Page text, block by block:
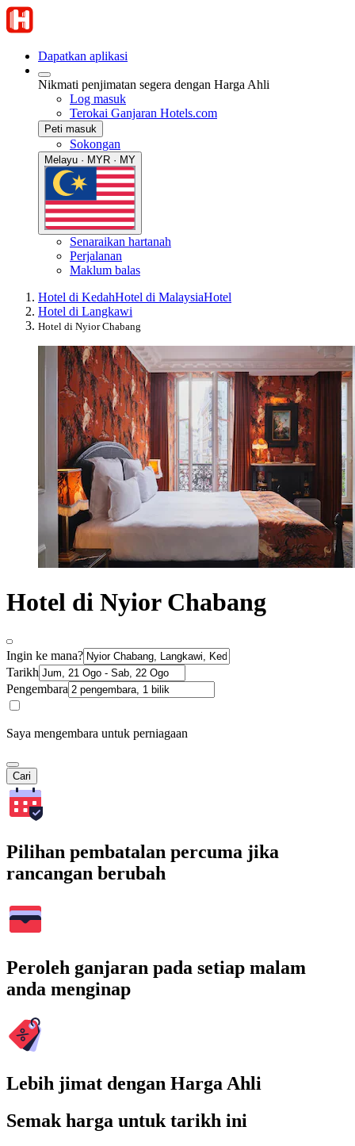
Dapatkan aplikasi
Nikmati penjimatan segera dengan Harga Ahli
Log masuk
Terokai Ganjaran Hotels.com
Peti masuk
Sokongan
Melayu · MYR · MY
Senaraikan hartanah
Perjalanan
Maklum balas
Hotel di KedahHotel di MalaysiaHotel
Hotel di Langkawi
Hotel di Nyior Chabang
Hotel di Nyior Chabang
Ingin ke mana?
Tarikh
Pengembara
Saya mengembara untuk perniagaan
Cari
Pilihan pembatalan percuma jika
rancangan berubah
Peroleh ganjaran pada setiap malam
anda menginap
Lebih jimat dengan Harga Ahli
Semak harga untuk tarikh ini